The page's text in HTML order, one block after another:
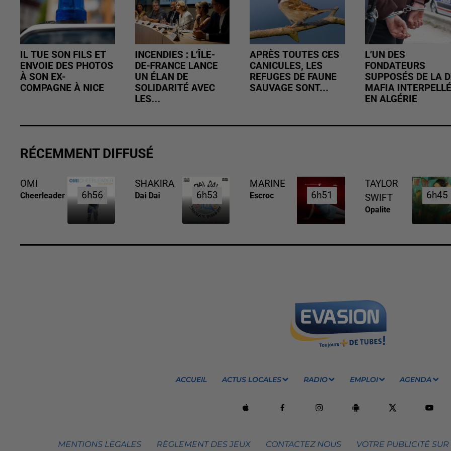
IL TUE SON FILS ET
ENVOIE DES PHOTOS
À SON EX-
COMPAGNE À NICE
INCENDIES : L’ÎLE-
DE-FRANCE LANCE
UN ÉLAN DE
SOLIDARITÉ AVEC
LES...
APRÈS TOUTES CES
CANICULES, LES
REFUGES DE FAUNE
SAUVAGE SONT...
L’UN DES
FONDATEURS
SUPPOSÉS DE LA
MAFIA INTERPELLÉ
EN ALGÉRIE
RÉCEMMENT DIFFUSÉ
OMI
Cheerleader 6h56
6h56
SHAKIRA
Dai Dai 6h53
6h53
MARINE
Escroc 6h51
6h51
TAYLOR
SWIFT
Opalite
6h45
6h45
ACCUEIL ACTUS LOCALES RADIO EMPLOI AGENDA
MENTIONS LEGALES RÈGLEMENT DES JEUX CONTACTEZ NOUS VOTRE PUBLICITÉ